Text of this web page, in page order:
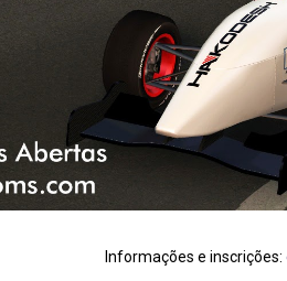
Informações e inscrições: